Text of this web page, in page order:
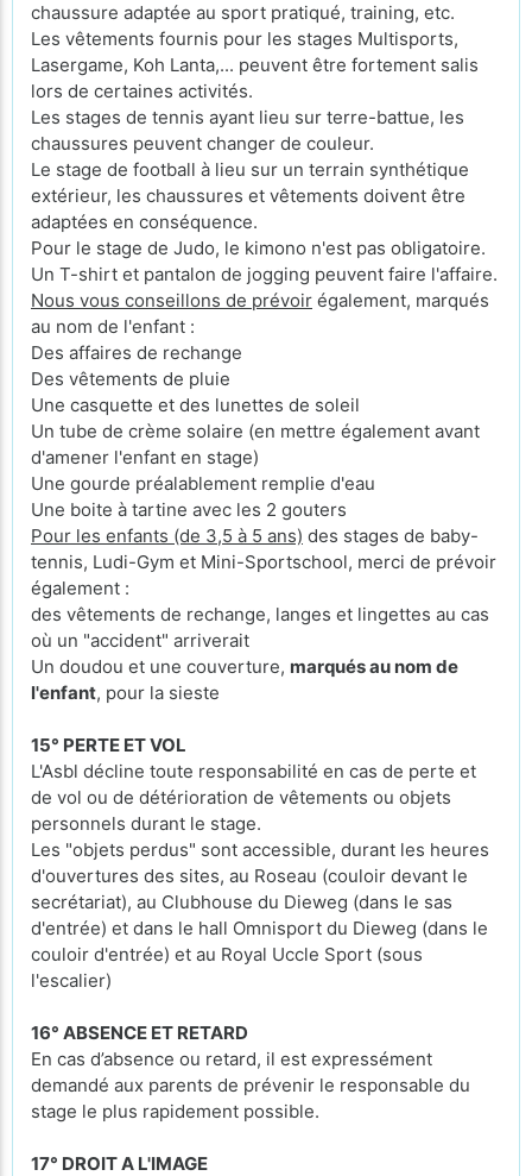
chaussure adaptée au sport pratiqué, training, etc.
Les vêtements fournis pour les stages Multisports,
Lasergame, Koh Lanta,... peuvent être fortement salis
lors de certaines activités.
Les stages de tennis ayant lieu sur terre-battue, les
chaussures peuvent changer de couleur.
Le stage de football à lieu sur un terrain synthétique
extérieur, les chaussures et vêtements doivent être
adaptées en conséquence.
Pour le stage de Judo, le kimono n'est pas obligatoire.
Un T-shirt et pantalon de jogging peuvent faire l'affaire.
Nous vous conseillons de prévoir également, marqués
au nom de l'enfant :
Des affaires de rechange
Des vêtements de pluie
Une casquette et des lunettes de soleil
Un tube de crème solaire (en mettre également avant
d'amener l'enfant en stage)
Une gourde préalablement remplie d'eau
Une boite à tartine avec les 2 gouters
Pour les enfants (de 3,5 à 5 ans) des stages de baby-
tennis, Ludi-Gym et Mini-Sportschool, merci de prévoir
également :
des vêtements de rechange, langes et lingettes au cas
où un "accident" arriverait
Un doudou et une couverture, marqués au nom de
l'enfant, pour la sieste
15° PERTE ET VOL
L'Asbl décline toute responsabilité en cas de perte et
de vol ou de détérioration de vêtements ou objets
personnels durant le stage.
Les "objets perdus" sont accessible, durant les heures
d'ouvertures des sites, au Roseau (couloir devant le
secrétariat), au Clubhouse du Dieweg (dans le sas
d'entrée) et dans le hall Omnisport du Dieweg (dans le
couloir d'entrée) et au Royal Uccle Sport (sous
l'escalier)
16° ABSENCE ET RETARD
En cas d’absence ou retard, il est expressément
demandé aux parents de prévenir le responsable du
stage le plus rapidement possible.
17° DROIT A L'IMAGE